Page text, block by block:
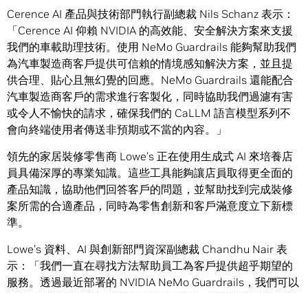
Cerence AI 產品與技術部門執行副總裁 Nils Schanz 表示：
「Cerence AI 仰賴 NVIDIA 的高效能、安全解決方案來支援
我們的車載助理技術。使用 NeMo Guardrails 能夠幫助我們
為汽車製造商客戶提供可信賴的情境感知解決方案，並且提
供合理、貼心且無幻覺的回應。NeMo Guardrails 還能配合
汽車製造商客戶的需求進行客製化，同時協助我們過濾有害
或令人不愉快的請求，確保我們的 CaLLM 語言模型系列不
會向終端使用者傳送非預期或不當的內容。」
領先的家居裝修零售商 Lowe’s 正在使用生成式 AI 來培養店
員具備深厚的專業知識。這些工具能夠讓店員取得更全面的
產品知識，協助他們回答客戶的問題，並幫助找到完成裝修
案所需的合適產品，同時為零售創新和客戶滿意度立下新標
準。
Lowe’s 資料、AI 與創新部門資深副總裁 Chandhu Nair 表
示：「我們一直在尋找方法幫助員工為客戶提供超乎期望的
服務。透過最近部署的 NVIDIA NeMo Guardrails，我們可以